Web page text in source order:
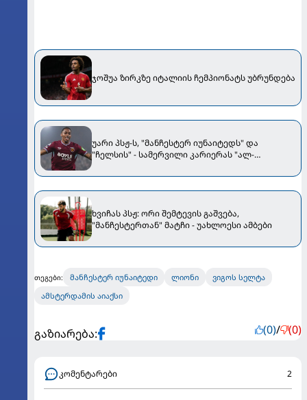
ჯოშუა ზირკზე იტალიის ჩემპიონატს უბრუნდება
უარი პსჟ-ს, "მანჩესტერ იუნაიტედს" და
"ჩელსის" - სამერვილი კარიერას "ალ-
ხვიჩას პსჟ: ორი შემტევის გაშვება,
"მანჩესტერთან" მატჩი - უახლოესი ამბები
თეგები: მანჩესტერ იუნაიტედი ლიონი
ვიგოს სელტა
ამსტერდამის აიაქსი
გაზიარება: (0)/ (0)
კომენტარები 2